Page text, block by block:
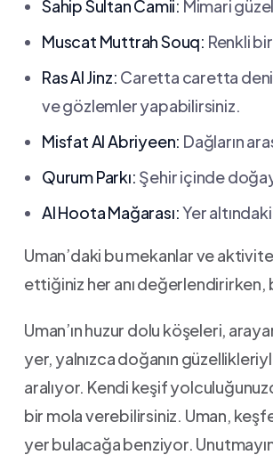
Sahip Sultan ⁣Camii: Mimari
Muscat Muttrah Souq: Renkli
Ras Al⁤ Jinz: ‍Caretta caretta
ve gözlemler yapabilirsiniz.
Misfat Al Abriyeen: Dağların
Qurum Parkı: Şehir içinde
Al Hoota‍ Mağarası:Yer
Uman’daki ‍bu mekanlar ve
⁣ettiğiniz her anı değerlendirirken,
Uman’ın ⁤huzur‍ dolu köşeleri,⁤
yer, ‌yalnızca doğanın
aralıyor. Kendi ⁤keşif
⁣bir mola verebilirsiniz. Uman,
yer bulacağa benziyor.